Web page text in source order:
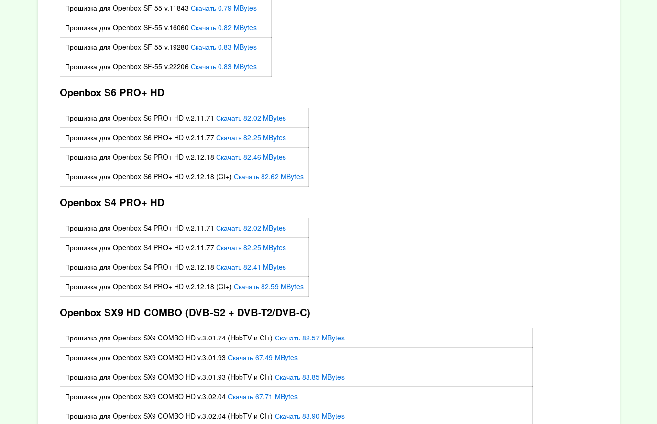
Прошивка для Openbox SF-55 v.11843 Скачать 0.79 MBytes
Прошивка для Openbox SF-55 v.16060 Скачать 0.82 MBytes
Прошивка для Openbox SF-55 v.19280 Скачать 0.83 MBytes
Прошивка для Openbox SF-55 v.22206 Скачать 0.83 MBytes
Openbox S6 PRO+ HD
Прошивка для Openbox S6 PRO+ HD v.2.11.71 Скачать 82.02 MBytes
Прошивка для Openbox S6 PRO+ HD v.2.11.77 Скачать 82.25 MBytes
Прошивка для Openbox S6 PRO+ HD v.2.12.18 Скачать 82.46 MBytes
Прошивка для Openbox S6 PRO+ HD v.2.12.18 (CI+) Скачать 82.62 MBytes
Openbox S4 PRO+ HD
Прошивка для Openbox S4 PRO+ HD v.2.11.71 Скачать 82.02 MBytes
Прошивка для Openbox S4 PRO+ HD v.2.11.77 Скачать 82.25 MBytes
Прошивка для Openbox S4 PRO+ HD v.2.12.18 Скачать 82.41 MBytes
Прошивка для Openbox S4 PRO+ HD v.2.12.18 (CI+) Скачать 82.59 MBytes
Openbox SX9 HD COMBO (DVB-S2 + DVB-T2/DVB-C)
Прошивка для Openbox SX9 COMBO HD v.3.01.74 (HbbTV и CI+) Скачать 82.57 MBytes
Прошивка для Openbox SX9 COMBO HD v.3.01.93 Скачать 67.49 MBytes
Прошивка для Openbox SX9 COMBO HD v.3.01.93 (HbbTV и CI+) Скачать 83.85 MBytes
Прошивка для Openbox SX9 COMBO HD v.3.02.04 Скачать 67.71 MBytes
Прошивка для Openbox SX9 COMBO HD v.3.02.04 (HbbTV и CI+) Скачать 83.90 MBytes